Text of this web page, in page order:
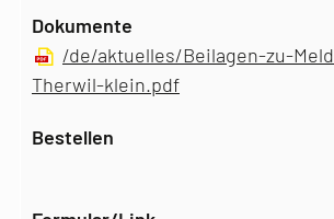
/de/aktuelles/Beilagen-zu-
Therwil-klein.pdf